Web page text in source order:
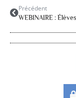
Précédent